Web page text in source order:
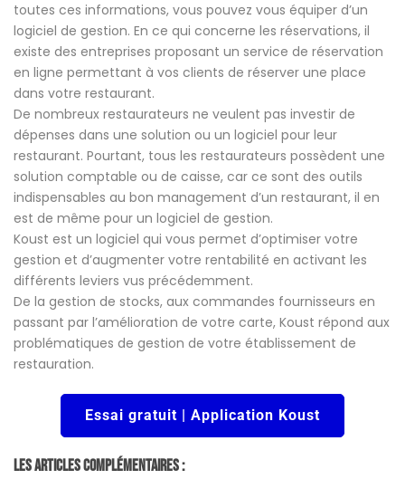
toutes ces informations, vous pouvez vous équiper d’un
logiciel de gestion. En ce qui concerne les réservations, il
existe des entreprises proposant un service de réservation
en ligne permettant à vos clients de réserver une place
dans votre restaurant.
De nombreux restaurateurs ne veulent pas investir de
dépenses dans une solution ou un logiciel pour leur
restaurant. Pourtant, tous les restaurateurs possèdent une
solution comptable ou de caisse, car ce sont des outils
indispensables au bon management d’un restaurant, il en
est de même pour un logiciel de gestion.
Koust est un logiciel qui vous permet d’optimiser votre
gestion et d’augmenter votre rentabilité en activant les
différents leviers vus précédemment.
De la gestion de stocks, aux commandes fournisseurs en
passant par l’amélioration de votre carte, Koust répond aux
problématiques de gestion de votre établissement de
restauration.
Essai gratuit | Application Koust
Les Articles Complémentaires :